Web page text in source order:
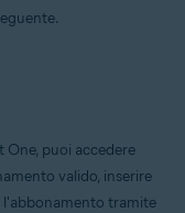
One, puoi accedere
valido, inserire
l'abbonamento tramite